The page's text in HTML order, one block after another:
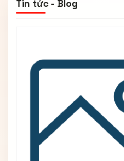
Tin tức - Blog